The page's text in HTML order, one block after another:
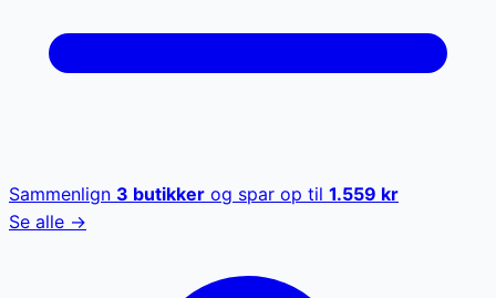
Sammenlign 3 butikker og spar op til 1.559 kr
Se alle →